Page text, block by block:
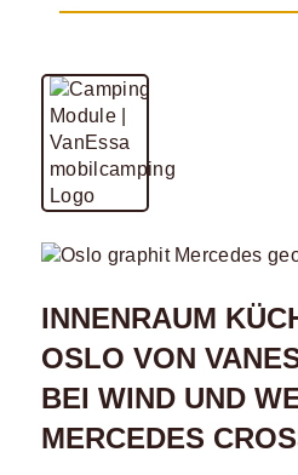
INNENRAUM
OSLO VON
BEI WIND UND
MERCEDES